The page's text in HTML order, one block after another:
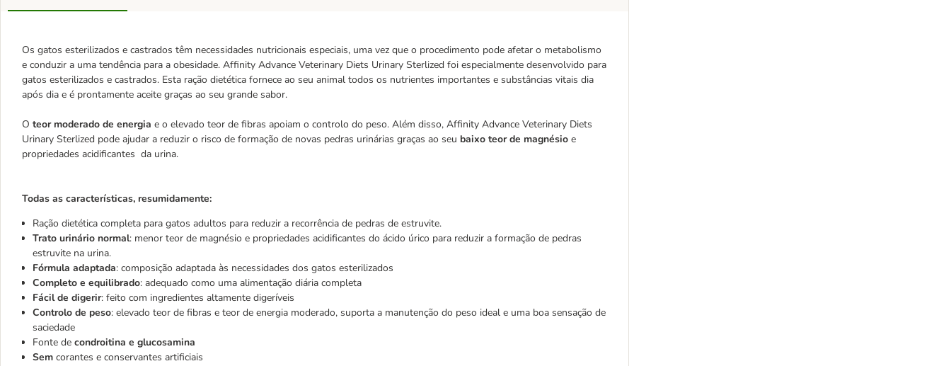
Os gatos esterilizados e castrados têm necessidades nutricionais especiais, uma vez que o procedimento pode afetar o metabolismo
e conduzir a uma tendência para a obesidade. Affinity Advance Veterinary Diets Urinary Sterlized foi especialmente desenvolvido para
gatos esterilizados e castrados. Esta ração dietética fornece ao seu animal todos os nutrientes importantes e substâncias vitais dia
após dia e é prontamente aceite graças ao seu grande sabor.
O teor moderado de energia e o elevado teor de fibras apoiam o controlo do peso. Além disso, Affinity Advance Veterinary Diets
Urinary Sterlized pode ajudar a reduzir o risco de formação de novas pedras urinárias graças ao seu baixo teor de magnésio e
propriedades acidificantes da urina.
Todas as características, resumidamente:
Ração dietética completa para gatos adultos para reduzir a recorrência de pedras de estruvite.
Trato urinário normal: menor teor de magnésio e propriedades acidificantes do ácido úrico para reduzir a formação de pedras
estruvite na urina.
Fórmula adaptada: composição adaptada às necessidades dos gatos esterilizados
Completo e equilibrado: adequado como uma alimentação diária completa
Fácil de digerir: feito com ingredientes altamente digeríveis
Controlo de peso: elevado teor de fibras e teor de energia moderado, suporta a manutenção do peso ideal e uma boa sensação de
saciedade
Fonte de condroitina e glucosamina
Sem corantes e conservantes artificiais